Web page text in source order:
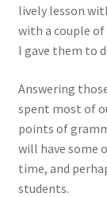
Privacy Policy
Privacy Tools
Private Tuition
Shop
Terms and
lively lesson
with a couple
I gave them to
Answering
spent most of
points of
will have some
time, and
students.